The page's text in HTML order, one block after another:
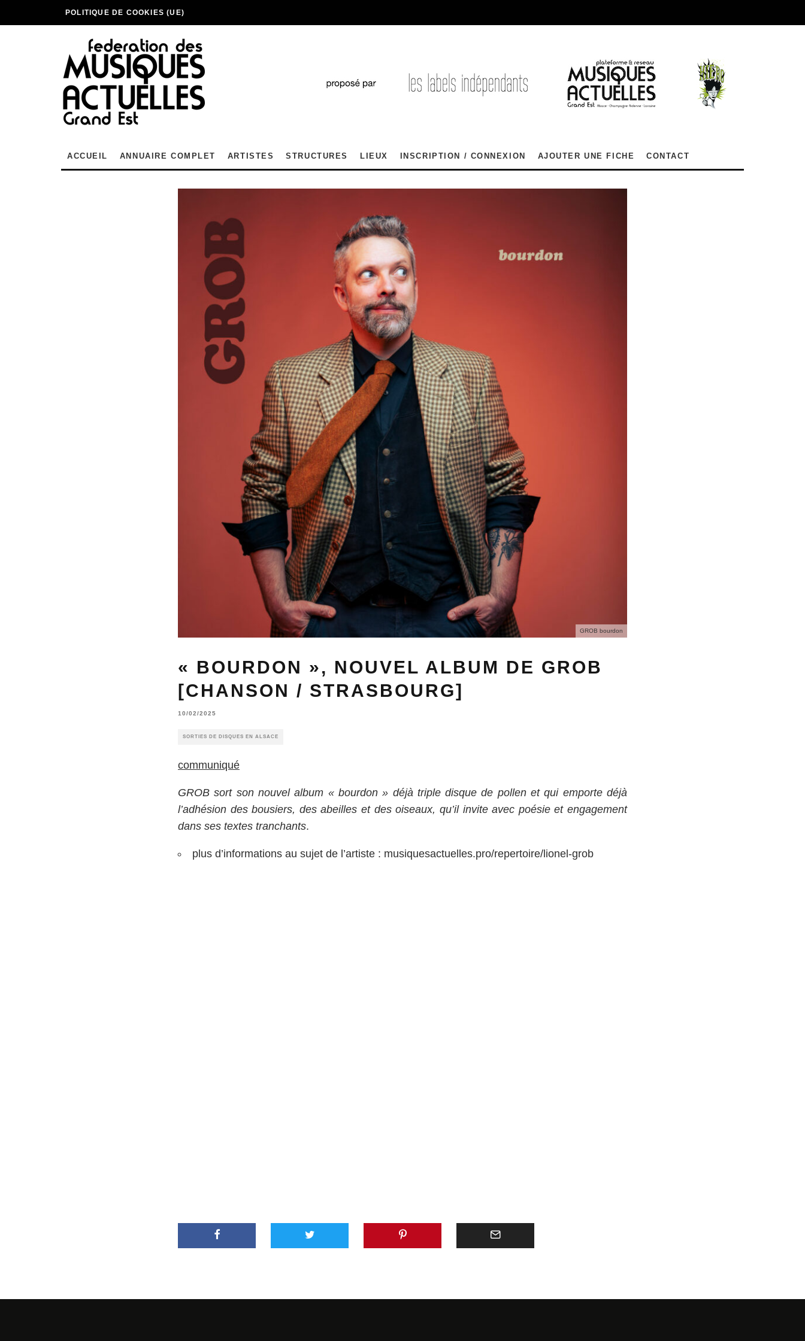
POLITIQUE DE COOKIES (UE)
ACCUEIL ANNUAIRE COMPLET ARTISTES STRUCTURES LIEUX INSCRIPTION / CONNEXION AJOUTER UNE FICHE CONTACT
GROB bourdon
« BOURDON », NOUVEL ALBUM DE GROB
[CHANSON / STRASBOURG]
10/02/2025
SORTIES DE DISQUES EN ALSACE
communiqué
GROB sort son nouvel album « bourdon » déjà triple disque de pollen et qui emporte déjà
l’adhésion des bousiers, des abeilles et des oiseaux, qu’il invite avec poésie et engagement
dans ses textes tranchants.
plus d’informations au sujet de l’artiste : musiquesactuelles.pro/repertoire/lionel-grob